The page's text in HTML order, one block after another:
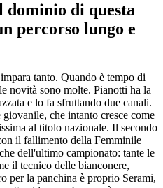
di questa
percorso lungo e
tanto. Quando è tempo di
novità sono molte. Pianotti ha la
e lo fa sfruttando due canali.
che intanto cresce come
al titolo nazionale. Il secondo
il fallimento della Femminile
dell'ultimo campionato: tante le
il tecnico delle bianconere,
per la panchina è proprio Serami,